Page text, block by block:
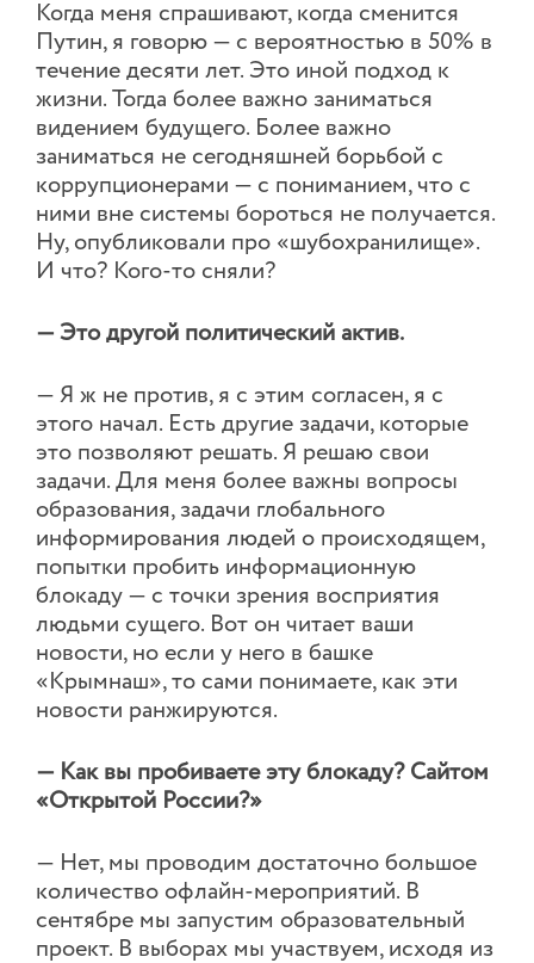
Когда меня спрашивают, когда сменится
Путин, я говорю — с вероятностью в 50% в
течение десяти лет. Это иной подход к
жизни. Тогда более важно заниматься
видением будущего. Более важно
заниматься не сегодняшней борьбой с
коррупционерами — с пониманием, что с
ними вне системы бороться не получается.
Ну, опубликовали про «шубохранилище».
И что? Кого-то сняли?
— Это другой политический актив.
— Я ж не против, я с этим согласен, я с
этого начал. Есть другие задачи, которые
это позволяют решать. Я решаю свои
задачи. Для меня более важны вопросы
образования, задачи глобального
информирования людей о происходящем,
попытки пробить информационную
блокаду — с точки зрения восприятия
людьми сущего. Вот он читает ваши
новости, но если у него в башке
«Крымнаш», то сами понимаете, как эти
новости ранжируются.
— Как вы пробиваете эту блокаду? Сайтом
«Открытой России?»
— Нет, мы проводим достаточно большое
количество офлайн-мероприятий. В
сентябре мы запустим образовательный
проект. В выборах мы участвуем, исходя из